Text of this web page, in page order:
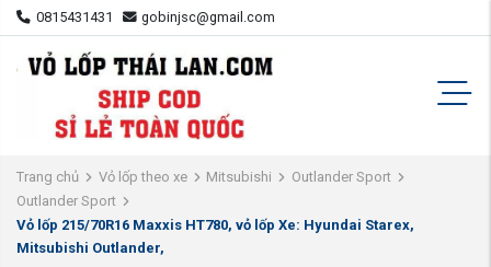
0815431431 gobinjsc@gmail.com
Trang chủ Vỏ lốp theo xe Mitsubishi
Outlander Sport
Outlander Sport
Vỏ lốp 215/70R16 Maxxis HT780, vỏ lốp Xe: Hyundai Starex,
Mitsubishi Outlander,